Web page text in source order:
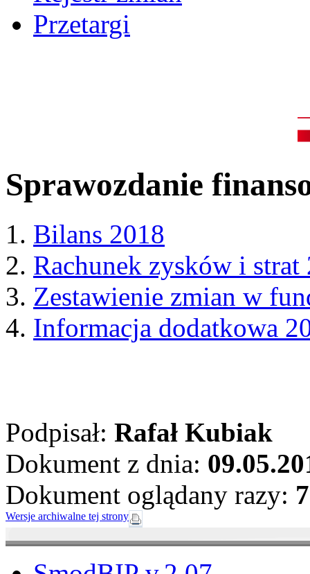
Przetargi
Sprawozdanie
Bilans 2018
Rachunek zysków i strat
Zestawienie zmian w
Informacja dodatkowa
Podpisał: Rafał Kubiak
Dokument z dnia:
Dokument oglądany razy:
Wersje archiwalne tej strony